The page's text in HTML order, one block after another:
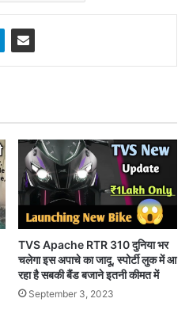
TVS Apache RTR 310 दुनिया भर
चलेगा इस अपाचे का जादू, स्पोर्टी लुक में आ
रहा है सबकी बैंड बजाने इतनी कीमत में
September 3, 2023